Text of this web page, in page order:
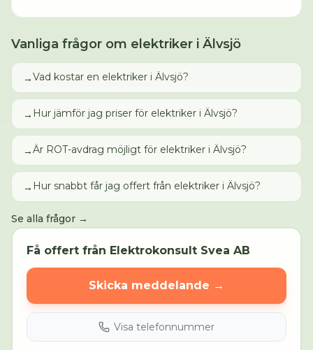
Vanliga frågor om elektriker i Älvsjö
→Vad kostar en elektriker i Älvsjö?
→ Hur jämför jag priser för elektriker i Älvsjö?
→Är ROT-avdrag möjligt för elektriker i Älvsjö?
→ Hur snabbt får jag offert från elektriker i Älvsjö?
Se alla frågor →
Få offert från Elektrokonsult Svea AB
Skicka meddelande →
Visa telefonnummer